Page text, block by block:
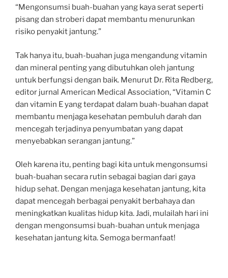
“Mengonsumsi buah-buahan yang kaya serat seperti
pisang dan stroberi dapat membantu menurunkan
risiko penyakit jantung.”
Tak hanya itu, buah-buahan juga mengandung vitamin
dan mineral penting yang dibutuhkan oleh jantung
untuk berfungsi dengan baik. Menurut Dr. Rita Redberg,
editor jurnal American Medical Association, “Vitamin C
dan vitamin E yang terdapat dalam buah-buahan dapat
membantu menjaga kesehatan pembuluh darah dan
mencegah terjadinya penyumbatan yang dapat
menyebabkan serangan jantung.”
Oleh karena itu, penting bagi kita untuk mengonsumsi
buah-buahan secara rutin sebagai bagian dari gaya
hidup sehat. Dengan menjaga kesehatan jantung, kita
dapat mencegah berbagai penyakit berbahaya dan
meningkatkan kualitas hidup kita. Jadi, mulailah hari ini
dengan mengonsumsi buah-buahan untuk menjaga
kesehatan jantung kita. Semoga bermanfaat!